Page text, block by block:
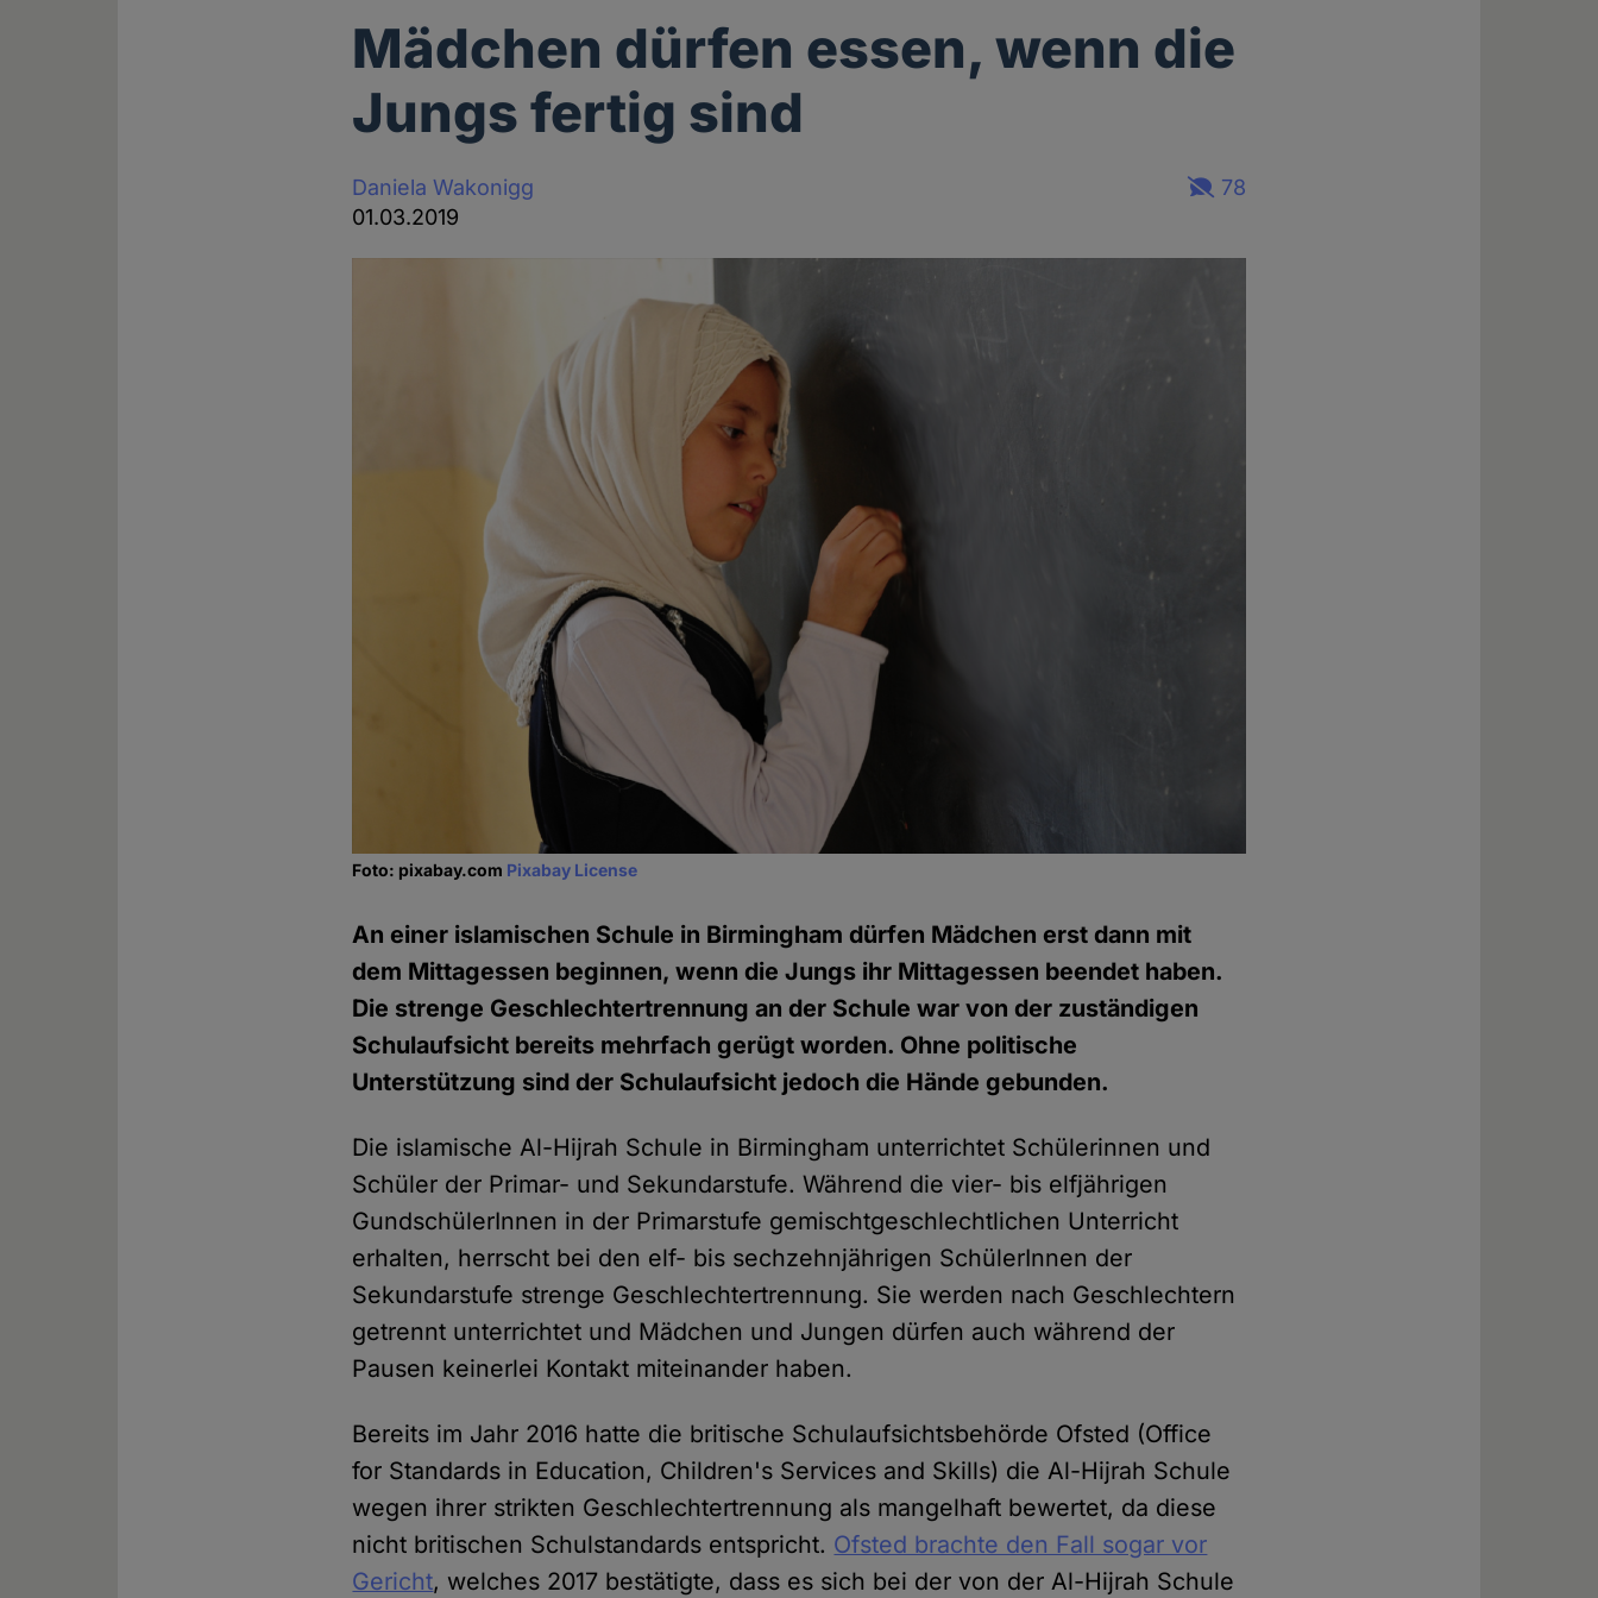
Mädchen dürfen essen, wenn die
Jungs fertig sind
Daniela Wakonigg
01.03.2019
78
Foto: pixabay.com Pixabay License
An einer islamischen Schule in Birmingham dürfen Mädchen erst dann mit
dem Mittagessen beginnen, wenn die Jungs ihr Mittagessen beendet haben.
Die strenge Geschlechtertrennung an der Schule war von der zuständigen
Schulaufsicht bereits mehrfach gerügt worden. Ohne politische
Unterstützung sind der Schulaufsicht jedoch die Hände gebunden.
Die islamische Al-Hijrah Schule in Birmingham unterrichtet Schülerinnen und
Schüler der Primar- und Sekundarstufe. Während die vier- bis elfjährigen
GundschülerInnen in der Primarstufe gemischtgeschlechtlichen Unterricht
erhalten, herrscht bei den elf- bis sechzehnjährigen SchülerInnen der
Sekundarstufe strenge Geschlechtertrennung. Sie werden nach Geschlechtern
getrennt unterrichtet und Mädchen und Jungen dürfen auch während der
Pausen keinerlei Kontakt miteinander haben.
Bereits im Jahr 2016 hatte die britische Schulaufsichtsbehörde Ofsted (Office
for Standards in Education, Children's Services and Skills) die Al-Hijrah Schule
wegen ihrer strikten Geschlechtertrennung als mangelhaft bewertet, da diese
nicht britischen Schulstandards entspricht. Ofsted brachte den Fall sogar vor
Gericht, welches 2017 bestätigte, dass es sich bei der von der Al-Hijrah Schule